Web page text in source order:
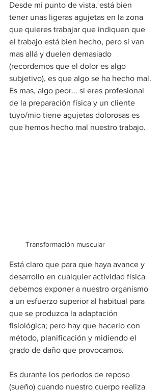
Desde mi punto de vista, está bien
tener unas ligeras agujetas en la zona
que quieres trabajar que indiquen que
el trabajo está bien hecho, pero si van
mas allá y duelen demasiado
(recordemos que el dolor es algo
subjetivo), es que algo se ha hecho mal.
Es mas, algo peor... si eres profesional
de la preparación física y un cliente
tuyo/mio tiene agujetas dolorosas es
que hemos hecho mal nuestro trabajo.
Transformación muscular
Está claro que para que haya avance y
desarrollo en cualquier actividad física
debemos exponer a nuestro organismo
a un esfuerzo superior al habitual para
que se produzca la adaptación
fisiológica; pero hay que hacerlo con
método, planificación y midiendo el
grado de daño que provocamos.
Es durante los periodos de reposo
(sueño) cuando nuestro cuerpo realiza